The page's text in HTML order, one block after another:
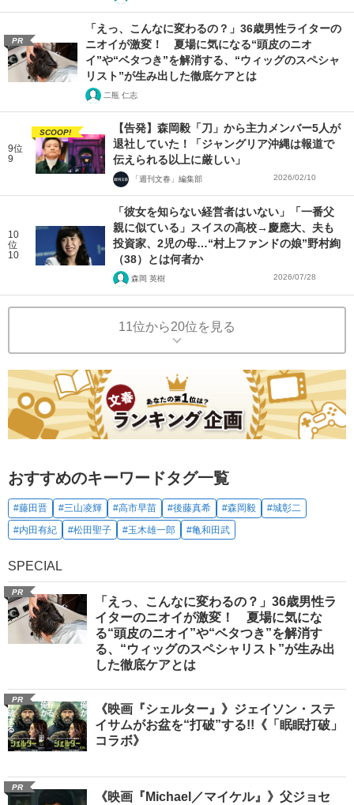
PR
「えっ、こんなに変わるの？」36歳男性ライターの
ニオイが激変！ 夏場に気になる“頭皮のニオ
イ”や“ベタつき”を解消する、“ウィッグのスペシャ
リスト”が生み出した徹底ケアとは
二瓶 仁志
9位
9
SCOOP!
【告発】森岡毅「刀」から主力メンバー5人が
退社していた！「ジャングリア沖縄は報道で
伝えられる以上に厳しい」
「週刊文春」編集部 2026/02/10
10
位
10
「彼女を知らない経営者はいない」「一番父
親に似ている」スイスの高校→慶應大、夫も
投資家、2児の母…“村上ファンドの娘”野村絢
（38）とは何者か
森岡 英樹 2026/07/28
11位から20位を見る
おすすめのキーワードタグ一覧
#藤田晋 #三山凌輝 #高市早苗 #後藤真希 #森岡毅
#城彰二
#内田有紀
#松田聖子 #玉木雄一郎 #亀和田武
SPECIAL
PR
「えっ、こんなに変わるの？」36歳男性ラ
イターのニオイが激変！ 夏場に気にな
る“頭皮のニオイ”や“ベタつき”を解消す
る、“ウィッグのスペシャリスト”が生み出
した徹底ケアとは
PR
《映画『シェルター』》ジェイソン・ステ
イサムがお盆を“打破”する!!《「眠眠打破」
コラボ》
PR
《映画『Michael／マイケル』》父ジョセ